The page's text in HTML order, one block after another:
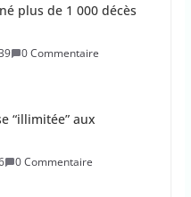
plus de 1 000 décès
0 Commentaire
“illimitée” aux
0 Commentaire